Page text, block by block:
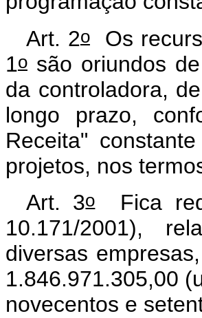
Art. 2oOs
1o são oriundos
da controladora,
longo prazo,
Receita"
projetos, nos
Art. 3oFica
10.171/2001),
diversas
1.846.971.305,00
novecentos e